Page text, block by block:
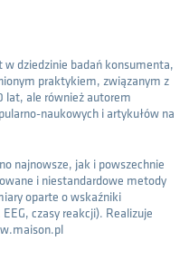
w dziedzinie badań konsumenta,
praktykiem, związanym z
lat, ale również autorem
naukowych i artykułów na
najnowsze, jak i powszechnie
i niestandardowe metody
oparte o wskaźniki
czasy reakcji). Realizuje